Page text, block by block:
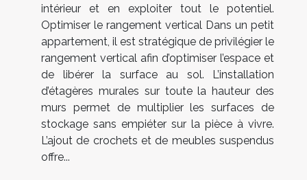
intérieur et en exploiter tout le potentiel.
Optimiser le rangement vertical Dans un petit
appartement, il est stratégique de privilégier le
rangement vertical afin d’optimiser l’espace et
de libérer la surface au sol. L’installation
d’étagères murales sur toute la hauteur des
murs permet de multiplier les surfaces de
stockage sans empiéter sur la pièce à vivre.
L’ajout de crochets et de meubles suspendus
offre...